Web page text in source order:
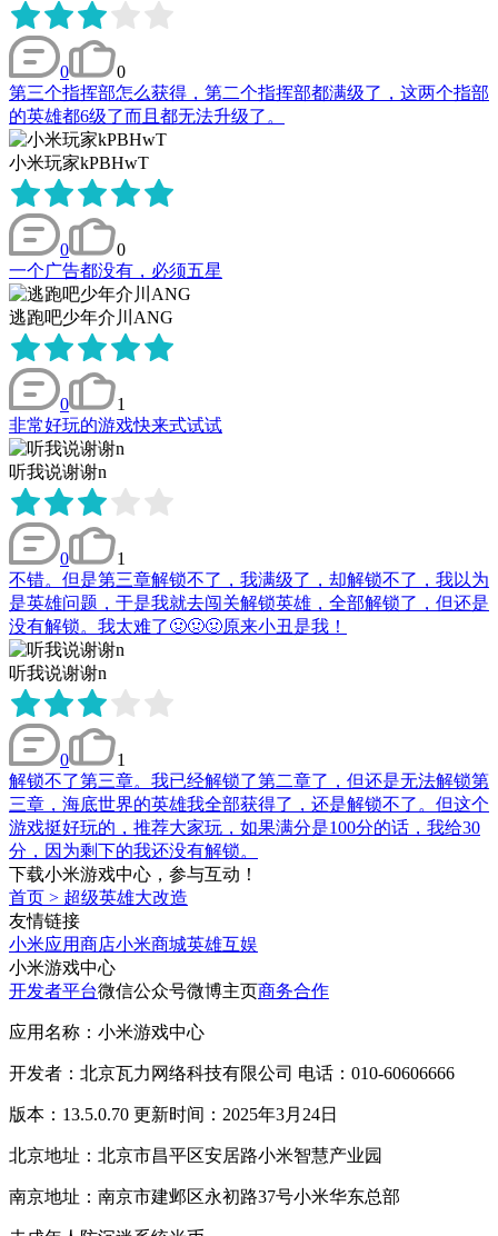
0
0
第三个指挥部怎么获得，第二个指挥部都满级了，这两个指部
的英雄都6级了而且都无法升级了。
小米玩家kPBHwT
0
0
一个广告都没有，必须五星
逃跑吧少年介川ANG
0
1
非常好玩的游戏快来式试试
听我说谢谢n
0
1
不错。但是第三章解锁不了，我满级了，却解锁不了，我以为
是英雄问题，于是我就去闯关解锁英雄，全部解锁了，但还是
没有解锁。我太难了🤢🤢🤢原来小丑是我！
听我说谢谢n
0
1
解锁不了第三章。我已经解锁了第二章了，但还是无法解锁第
三章，海底世界的英雄我全部获得了，还是解锁不了。但这个
游戏挺好玩的，推荐大家玩，如果满分是100分的话，我给30
分，因为剩下的我还没有解锁。
下载小米游戏中心，参与互动！
首页 > 超级英雄大改造
友情链接
小米应用商店小米商城英雄互娱
小米游戏中心
开发者平台微信公众号微博主页商务合作
应用名称：小米游戏中心
开发者：北京瓦力网络科技有限公司 电话：010-60606666
版本：13.5.0.70 更新时间：2025年3月24日
北京地址：北京市昌平区安居路小米智慧产业园
南京地址：南京市建邺区永初路37号小米华东总部